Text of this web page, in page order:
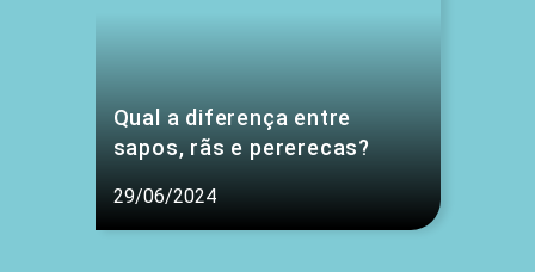
Qual a diferença entre
sapos, rãs e pererecas?
29/06/2024